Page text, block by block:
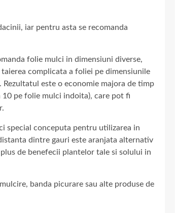
iar pentru asta se recomanda
folie mulci in dimensiuni diverse,
complicata a foliei pe dimensiunile
este o economie majora de timp
10 pe folie mulci indoita), care pot fi
special conceputa pentru utilizarea in
dintre gauri este aranjata alternativ
de benefecii plantelor tale si solului in
banda picurare sau alte produse de